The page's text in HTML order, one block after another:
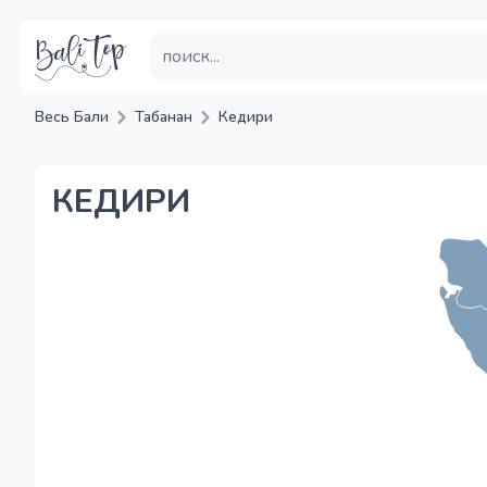
Весь Бали Табанан Кедири
КЕДИРИ